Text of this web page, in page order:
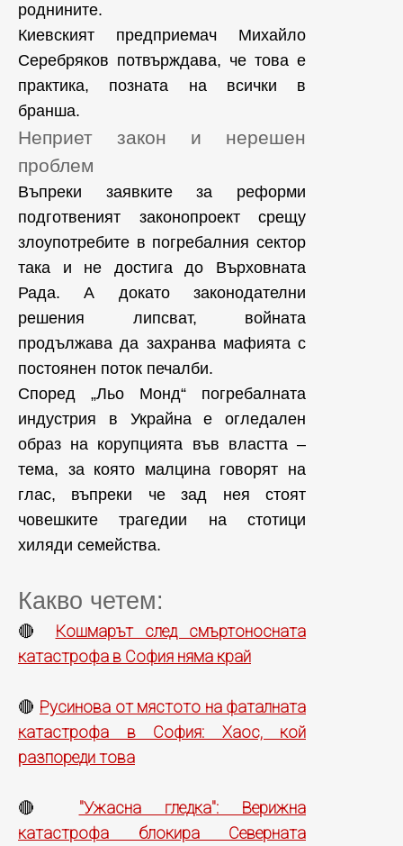
роднините.
Киевският предприемач Михайло
Серебряков потвърждава, че това е
практика, позната на всички в
бранша.
Неприет закон и нерешен
проблем
Въпреки заявките за реформи
подготвеният законопроект срещу
злоупотребите в погребалния сектор
така и не достига до Върховната
Рада. А докато законодателни
решения липсват, войната
продължава да захранва мафията с
постоянен поток печалби.
Според „Льо Монд“ погребалната
индустрия в Украйна е огледален
образ на корупцията във властта –
тема, за която малцина говорят на
глас, въпреки че зад нея стоят
човешките трагедии на стотици
хиляди семейства.
Какво четем:
🔴 Кошмарът след смъртоносната
катастрофа в София няма край
🔴 Русинова от мястото на фаталната
катастрофа в София: Хаос, кой
разпореди това
🔴 "Ужасна гледка": Верижна
катастрофа блокира Северната